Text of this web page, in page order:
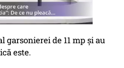
garsonierei de 11 mp și au
este.